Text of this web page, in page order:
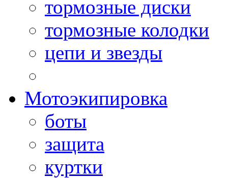
тормозные диски
тормозные колодки
цепи и звезды
Мотоэкипировка
боты
защита
куртки